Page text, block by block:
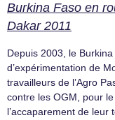
Burkina Faso en
Dakar 2011
Depuis 2003, le
d’expérimentation de
travailleurs de l’Agro
contre les OGM, pour
l’accaparement de leur